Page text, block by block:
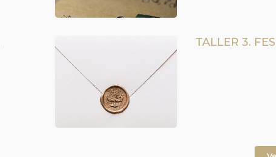
TALLER 3.